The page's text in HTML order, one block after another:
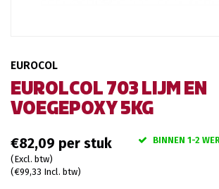
EUROLCOL 703 LIJM EN
VOEGEPOXY 5KG
EUROCOL
€82,09
(Excl. btw)
(€99,33 Incl. btw)
BINNEN 1-2